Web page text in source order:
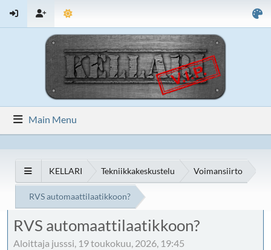
Main Menu
KELLARI Tekniikkakeskustelu Voimansiirto
RVS automaattilaatikkoon?
RVS automaattilaatikkoon?
Aloittaja jusssi, 19 toukokuu, 2026, 19:45